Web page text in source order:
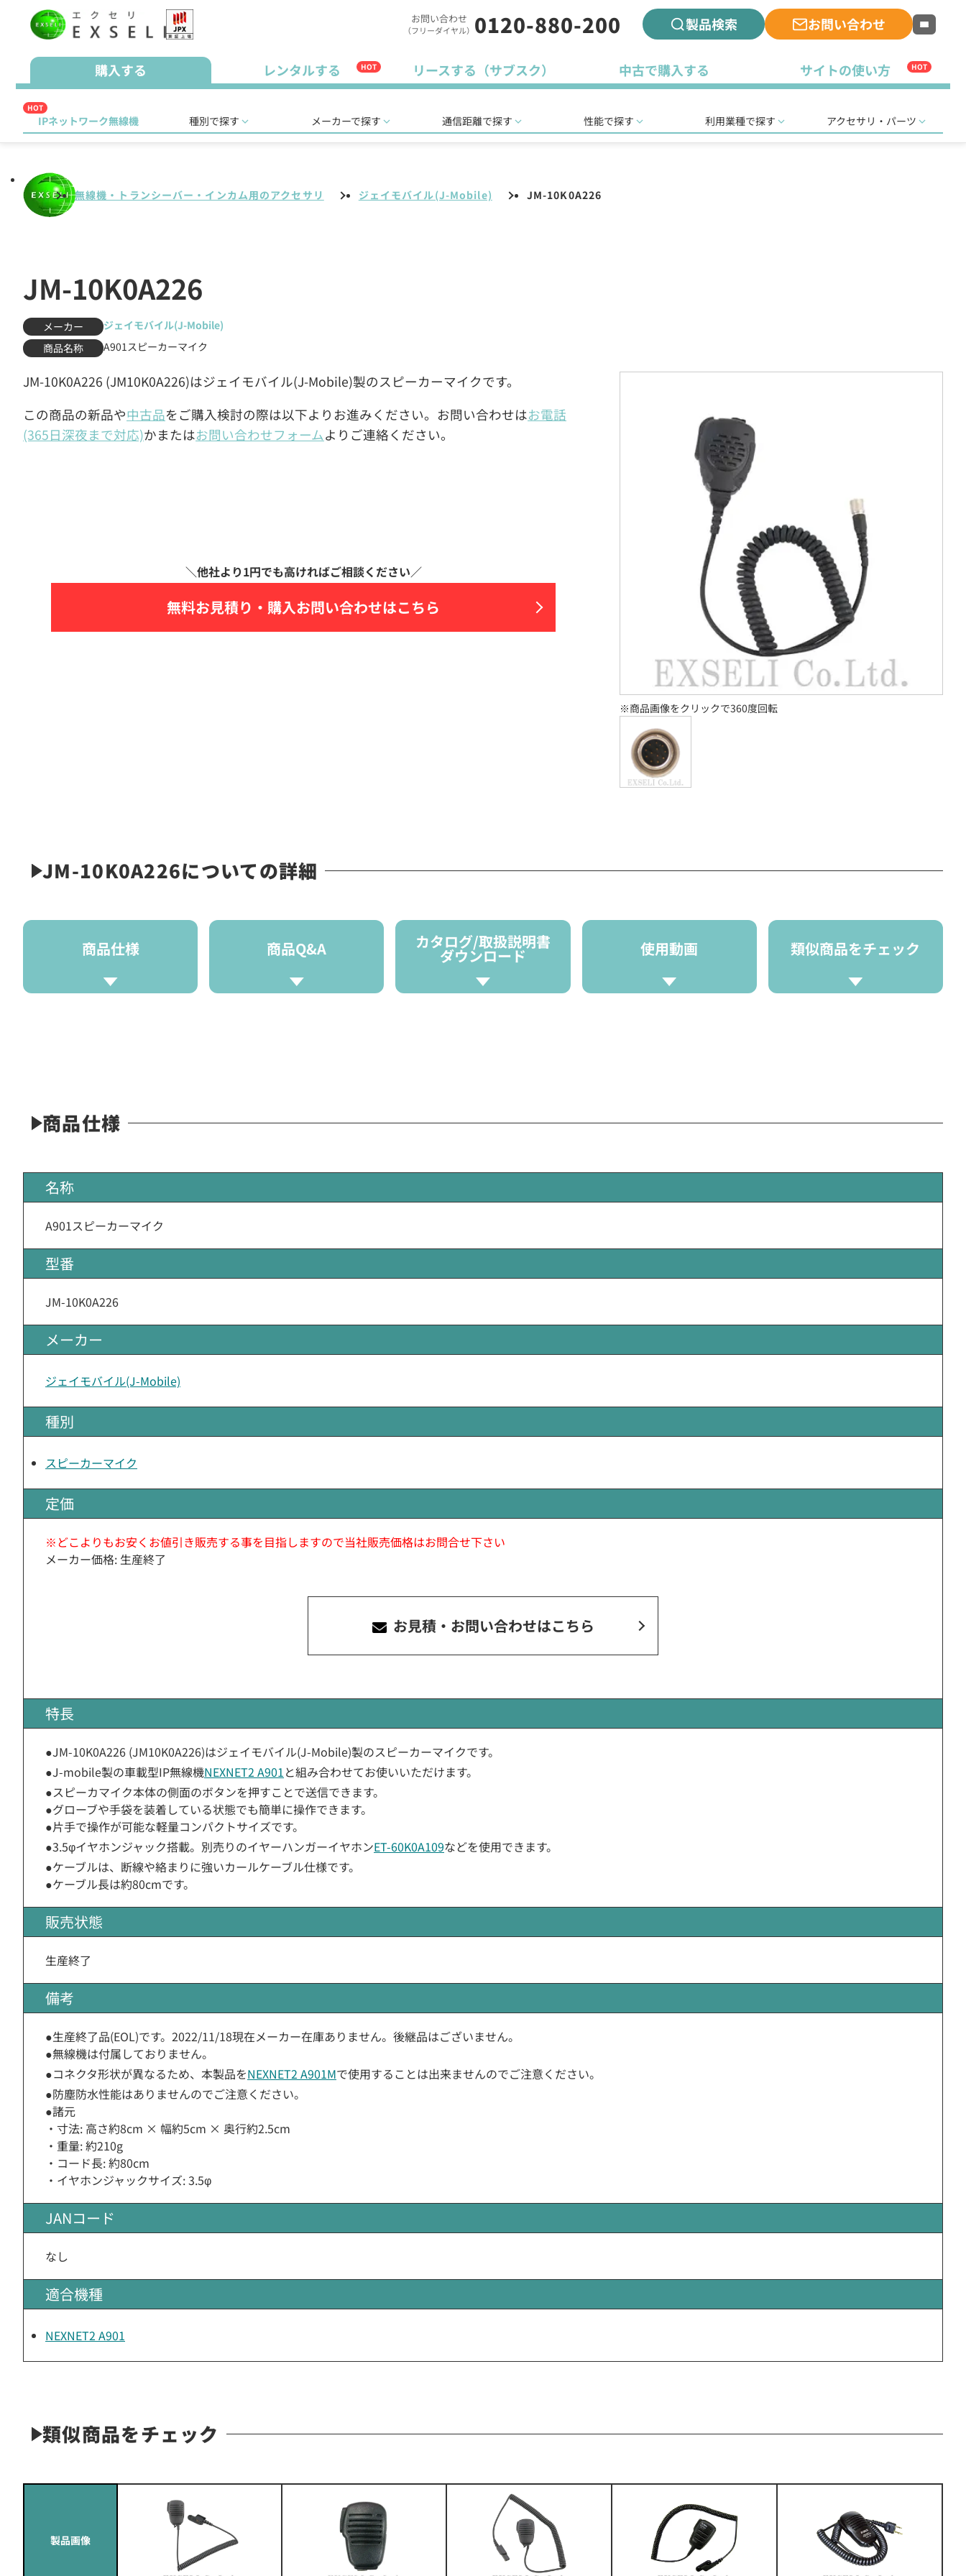
お問い合わせ
（フリーダイヤル） 0120-880-200 製品検索 お問い合わせ
購入する レンタルする HOT リースする（サブスク） 中古で購入する サイトの使い方 HOT
HOT
IPネットワーク無線機 種別で探す メーカーで探す 通信距離で探す 性能で探す 利用業種で探す アクセサリ・パーツ
無線機・トランシーバー・インカム用のアクセサリ ジェイモバイル(J-Mobile) JM-10K0A226
JM-10K0A226
メーカー
ジェイモバイル(J-Mobile)
商品名称
A901スピーカーマイク
JM-10K0A226 (JM10K0A226)はジェイモバイル(J-Mobile)製のスピーカーマイクです。
この商品の新品や中古品をご購入検討の際は以下よりお進みください。お問い合わせはお電話
(365日深夜まで対応)かまたはお問い合わせフォームよりご連絡ください。
無料お見積り・ 購入お問い合わせはこちら
※商品画像をクリックで360度回転
JM-10K0A226についての詳細
商品仕様 商品Q&A カタログ/取扱説明書
ダウンロード 使用動画 類似商品をチェック
商品仕様
名称
A901スピーカーマイク
型番
JM-10K0A226
メーカー
ジェイモバイル(J-Mobile)
種別
スピーカーマイク
定価
※どこよりもお安くお値引き販売する事を目指しますので当社販売価格はお問合せ下さい
メーカー価格: 生産終了
お見積・お問い合わせはこちら
特長
●JM-10K0A226 (JM10K0A226)はジェイモバイル(J-Mobile)製のスピーカーマイクです。
●J-mobile製の車載型IP無線機NEXNET2 A901と組み合わせてお使いいただけます。
●スピーカマイク本体の側面のボタンを押すことで送信できます。
●グローブや手袋を装着している状態でも簡単に操作できます。
●片手で操作が可能な軽量コンパクトサイズです。
●3.5φイヤホンジャック搭載。別売りのイヤーハンガーイヤホンET-60K0A109などを使用できます。
●ケーブルは、断線や絡まりに強いカールケーブル仕様です。
●ケーブル長は約80cmです。
販売状態
生産終了
備考
●生産終了品(EOL)です。2022/11/18現在メーカー在庫ありません。後継品はございません。
●無線機は付属しておりません。
●コネクタ形状が異なるため、本製品をNEXNET2 A901Mで使用することは出来ませんのでご注意ください。
●防塵防水性能はありませんのでご注意ください。
●諸元
・寸法: 高さ約8cm × 幅約5cm × 奥行約2.5cm
・重量: 約210g
・コード長: 約80cm
・イヤホンジャックサイズ: 3.5φ
JANコード
なし
適合機種
NEXNET2 A901
類似商品をチェック
製品画像